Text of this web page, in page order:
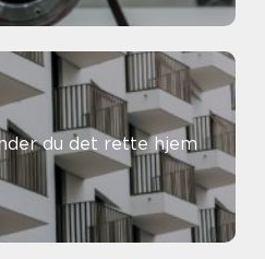
du det rette hjem